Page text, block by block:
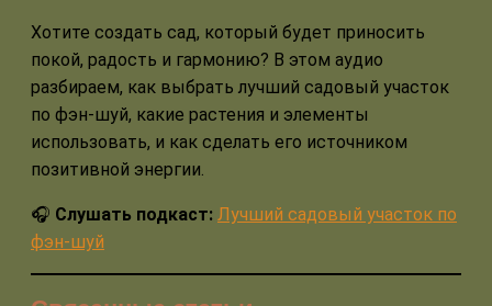
Хотите создать сад, который будет приносить
покой, радость и гармонию? В этом аудио
разбираем, как выбрать лучший садовый участок
по фэн-шуй, какие растения и элементы
использовать, и как сделать его источником
позитивной энергии.
🎧 Слушать подкаст: Лучший садовый участок по
фэн-шуй